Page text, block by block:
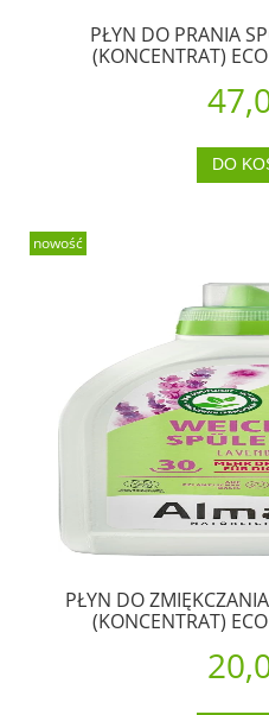
PŁYN DO PRANIA
(KONCENTRAT)
DO
PŁYN DO
(KONCENTRAT)
nowość